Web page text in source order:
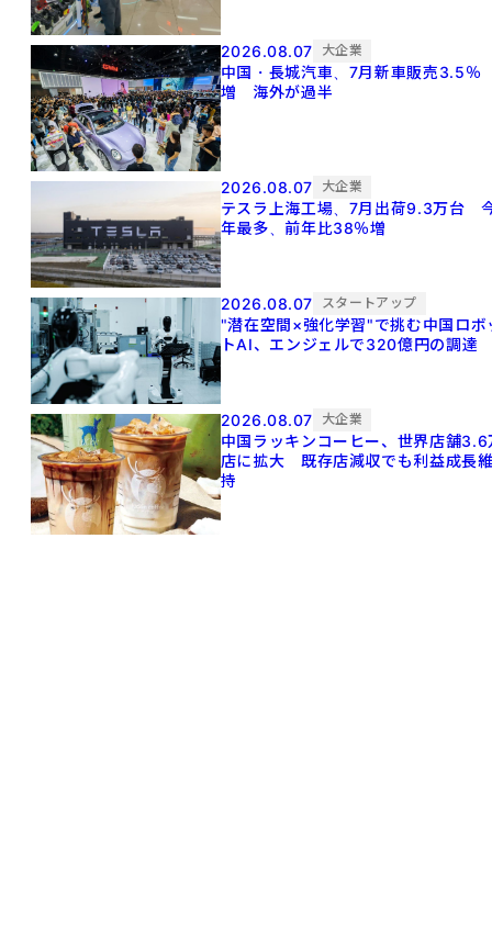
2026.08.07 大企業
中国・長城汽車、7月新車販売3.5％
増 海外が過半
2026.08.07 大企業
テスラ上海工場、7月出荷9.3万台
年最多、前年比38％増
2026.08.07 スタートアップ
"潜在空間×強化学習"で挑む中国ロボ
トAI、エンジェルで320億円の調達
2026.08.07 大企業
中国ラッキンコーヒー、世界店舗3.6
店に拡大 既存店減収でも利益成長
持